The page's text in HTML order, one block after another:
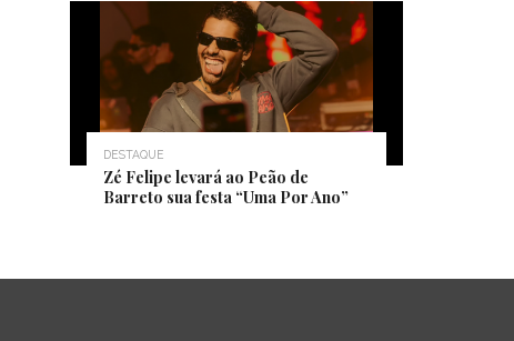
DESTAQUE
Zé Felipe levará ao Peão de
Barreto sua festa “Uma Por Ano”